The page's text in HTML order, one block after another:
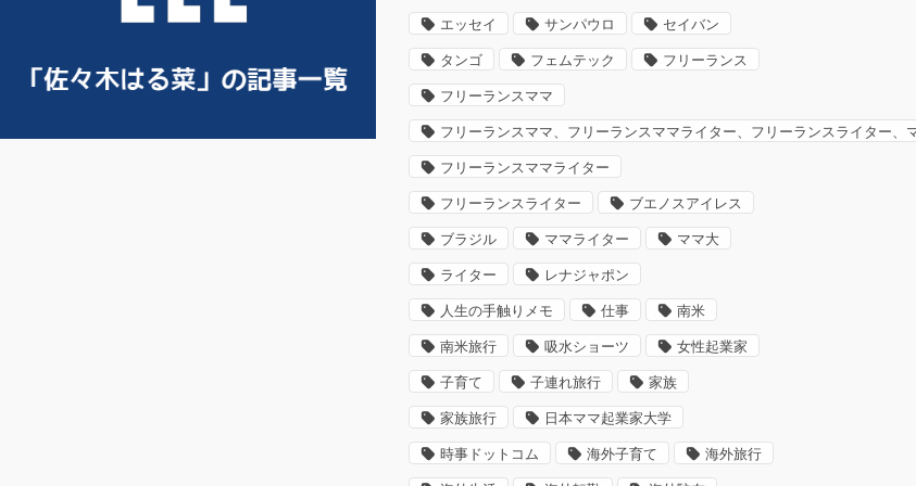
エッセイ サンパウロ セイバン
タンゴ フェムテック フリーランス
フリーランスママ
フリーランスママ、フリーランスママライター、フリーランスライター、
フリーランスママライター
フリーランスライター ブエノスアイレス
ブラジル ママライター ママ大
ライター レナジャポン
人生の手触りメモ 仕事 南米
南米旅行 吸水ショーツ 女性起業家
子育て 子連れ旅行 家族
家族旅行 日本ママ起業家大学
時事ドットコム 海外子育て 海外旅行